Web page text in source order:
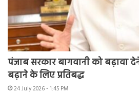
पंजाब सरकार बागवानी को बढ़ावा
बढ़ाने के लिए प्रतिबद्ध
24 July 2026 - 1:45 PM